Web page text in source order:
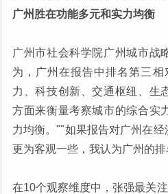
广州胜在功能多元和实力均衡
广州市社会科学院广州城市战
为，广州在报告中排名第三
力、科技创新、交通枢纽、生
方面来衡量考察城市的综合实
力均衡。""如果报告对广州在
更为客观一些，我认为广州的排
在10个观察维度中，张强最关